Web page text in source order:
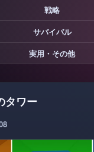
戦略
サバイバル
実用・その他
タワー